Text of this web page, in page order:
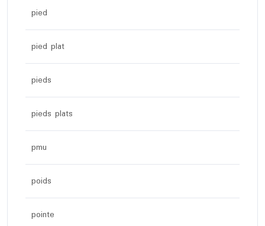
pied
pied plat
pieds
pieds plats
pmu
poids
pointe